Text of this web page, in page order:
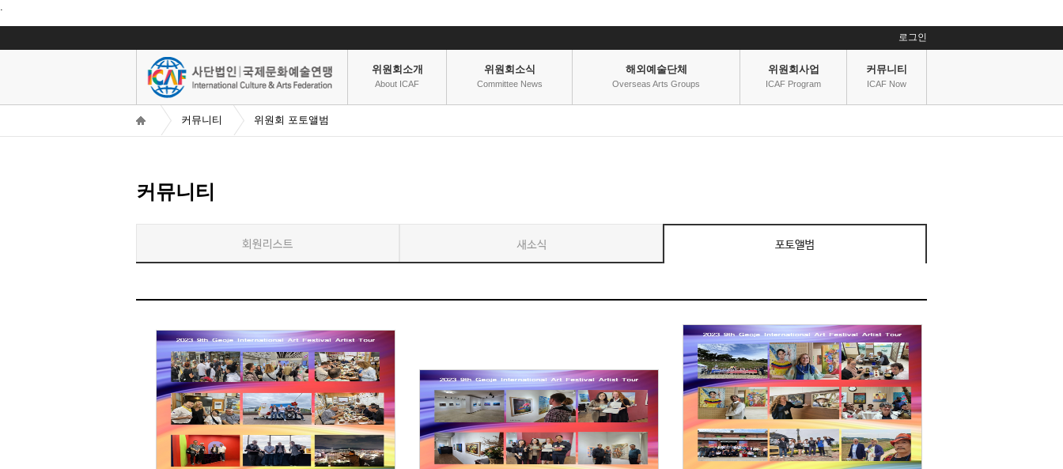
.
로그인
위원회소개
About ICAF
위원회소식
Committee News
해외예술단체
Overseas Arts Groups
위원회사업
ICAF Program
커뮤니티
ICAF Now
커뮤니티 위원회 포토앨범
커뮤니티